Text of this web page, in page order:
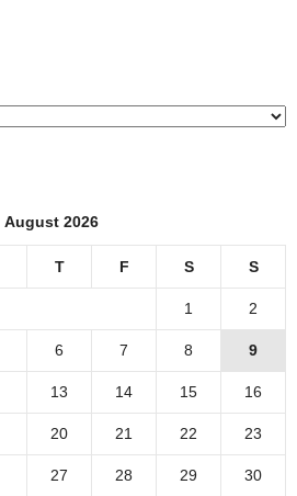
August 2026
T F S S
1 2
6 7 8 9
13 14 15 16
20 21 22 23
27 28 29 30